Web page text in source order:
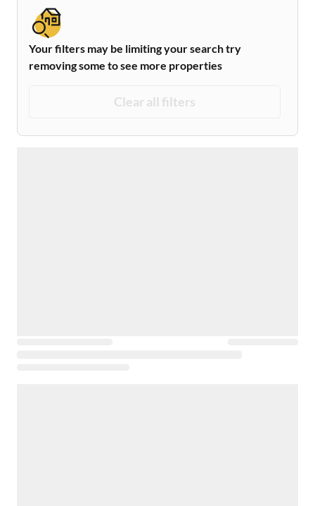
Your filters may be limiting your search try
removing some to see more properties
Clear all filters